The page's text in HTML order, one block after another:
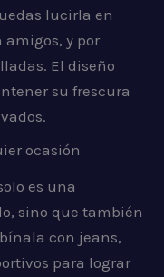
lucirla en
y por
El diseño
su frescura
ocasión
es una
sino que también
con jeans,
para lograr